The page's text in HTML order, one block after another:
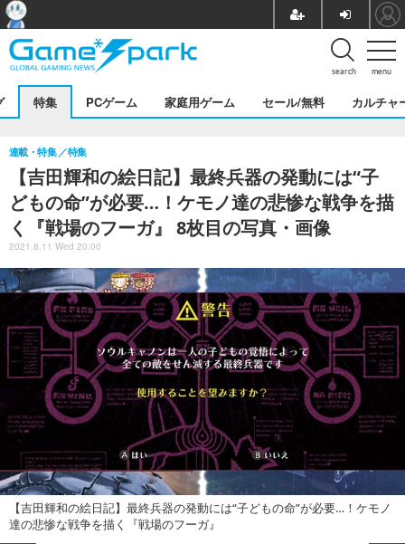
menu
search
特集 PCゲーム 家庭用ゲーム セール/無料 カルチャ
【吉田輝和の絵日記】最終兵器の発動には“子
どもの命”が必要…！ケモノ達の悲惨な戦争を描
く『戦場のフーガ』 8枚目の写真・画像
連載・特集 特集
2021.8.11 Wed 20:00
【吉田輝和の絵日記】最終兵器の発動には“子どもの命”が必要…！ケモノ
達の悲惨な戦争を描く『戦場のフーガ』